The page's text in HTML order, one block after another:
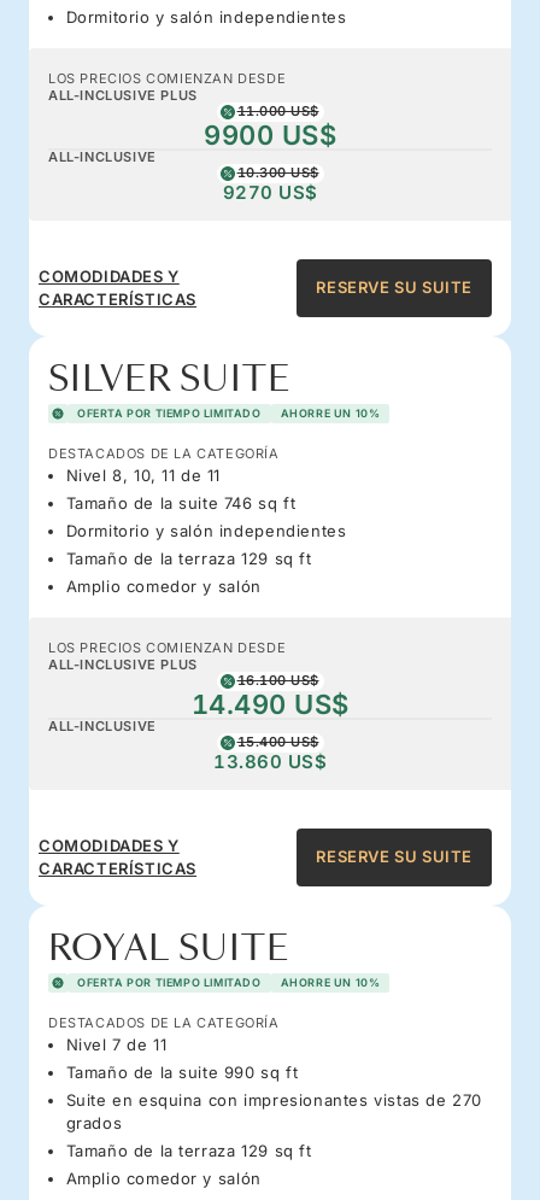
Dormitorio y salón independientes
LOS PRECIOS COMIENZAN DESDE
ALL-INCLUSIVE PLUS
11.000 US$
9900 US$
ALL-INCLUSIVE
10.300 US$
9270 US$
COMODIDADES Y
CARACTERÍSTICAS
RESERVE SU SUITE
SILVER SUITE
OFERTA POR TIEMPO LIMITADO AHORRE UN 10%
DESTACADOS DE LA CATEGORÍA
Nivel 8, 10, 11 de 11
Tamaño de la suite 746 sq ft
Dormitorio y salón independientes
Tamaño de la terraza 129 sq ft
Amplio comedor y salón
LOS PRECIOS COMIENZAN DESDE
ALL-INCLUSIVE PLUS
16.100 US$
14.490 US$
ALL-INCLUSIVE
15.400 US$
13.860 US$
COMODIDADES Y
CARACTERÍSTICAS
RESERVE SU SUITE
ROYAL SUITE
OFERTA POR TIEMPO LIMITADO AHORRE UN 10%
DESTACADOS DE LA CATEGORÍA
Nivel 7 de 11
Tamaño de la suite 990 sq ft
Suite en esquina con impresionantes vistas de 270
grados
Tamaño de la terraza 129 sq ft
Amplio comedor y salón